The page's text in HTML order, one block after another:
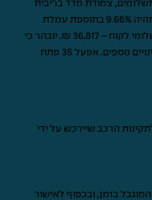
על סך 30,000 ₪, ב- 55 תשלומים, צמודת מדד בריבית
בשיעור של 8.5%, העלות הכוללת תהיה 9.66% בתוספת עמלת
פתיחת תיק בסך 490 ₪. *סה"כ תשלומי לקוח – 36,817 ₪. יובהר כי
ההערכה כפופה לשינויים במדד ושינויים נוספים. אפעל 35 פתח
הרכב שיירכש על ידי
בזמן, ובכפוף לאישור